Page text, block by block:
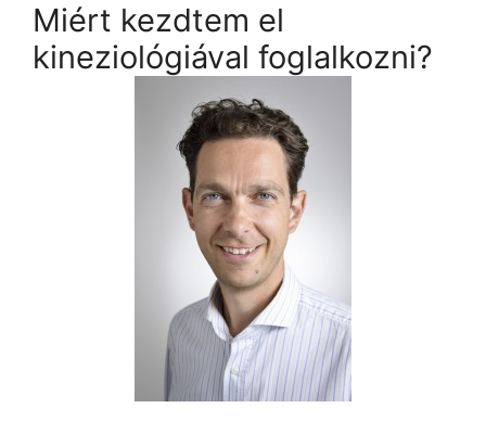
Miért kezdtem el
kineziológiával foglalkozni?